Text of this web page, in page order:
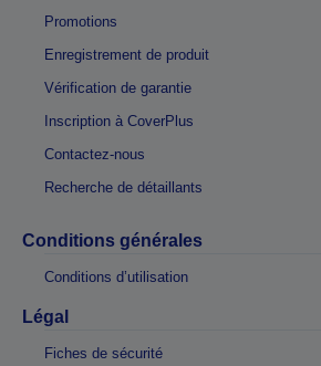
Promotions
Enregistrement de produit
Vérification de garantie
Inscription à CoverPlus
Contactez-nous
Recherche de détaillants
Conditions générales
Conditions d’utilisation
Légal
Fiches de sécurité